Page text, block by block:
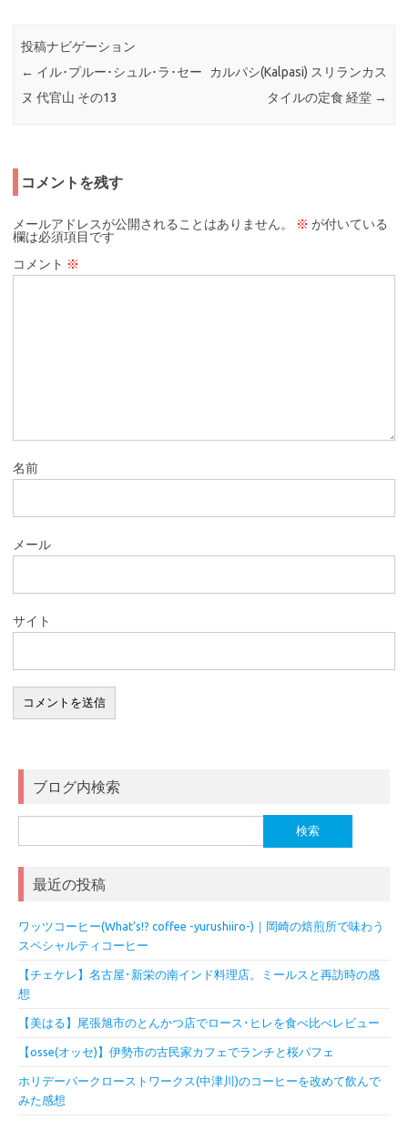
投稿ナビゲーション
← イル･プルー･シュル･ラ･セー
ヌ 代官山 その13
カルパシ(Kalpasi) スリランカス
タイルの定食 経堂 →
コメントを残す
メールアドレスが公開されることはありません。 ※ が付いている
欄は必須項目です
コメント ※
名前
メール
サイト
ブログ内検索
索:
最近の投稿
ワッツコーヒー(What’s!? coffee -yurushiiro-)｜岡崎の焙煎所で味わう
スペシャルティコーヒー
【チェケレ】名古屋･新栄の南インド料理店。ミールスと再訪時の感
想
【美はる】尾張旭市のとんかつ店でロース･ヒレを食べ比べレビュー
【osse(オッセ)】伊勢市の古民家カフェでランチと桜パフェ
ホリデーパークローストワークス(中津川)のコーヒーを改めて飲んで
みた感想